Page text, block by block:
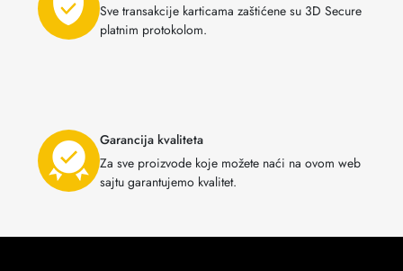
Sve transakcije karticama zaštićene su 3D Secure
platnim protokolom.
Garancija kvaliteta
Za sve proizvode koje možete naći na ovom web
sajtu garantujemo kvalitet.